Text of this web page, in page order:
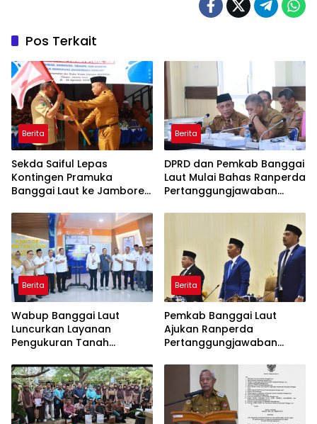
Pos Terkait
Berita
Sekda Saiful Lepas
Kontingen Pramuka
Banggai Laut ke Jambore
Jaga Nama Daerah
Berita
DPRD dan Pemkab Banggai
Laut Mulai Bahas Ranperda
Pertanggungjawaban
Berita
Wabup Banggai Laut
Luncurkan Layanan
Pengukuran Tanah
Akses dan Tingkatkan
Kepastian Hukum
Berita
Pemkab Banggai Laut
Ajukan Ranperda
Pertanggungjawaban
Pendapatan Tembus 97,02